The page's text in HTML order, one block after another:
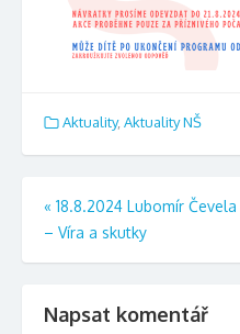
Aktuality, Aktuality NŠ
Navigace
pro
« 18.8.2024 Lubomír Čevela
– Víra a skutky
Napsat komentář